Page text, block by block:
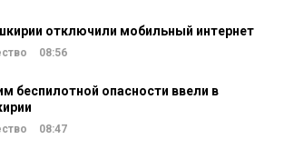
отключили мобильный интернет
08:56
беспилотной опасности ввели в
08:47